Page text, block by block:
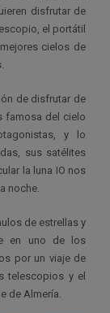
disfrutar de
el portátil
cielos de
de disfrutar de
famosa del cielo
y lo
sus satélites
la luna IO nos
noche.
de estrellas y
en uno de los
por un viaje de
telescopios y el
de Almería.